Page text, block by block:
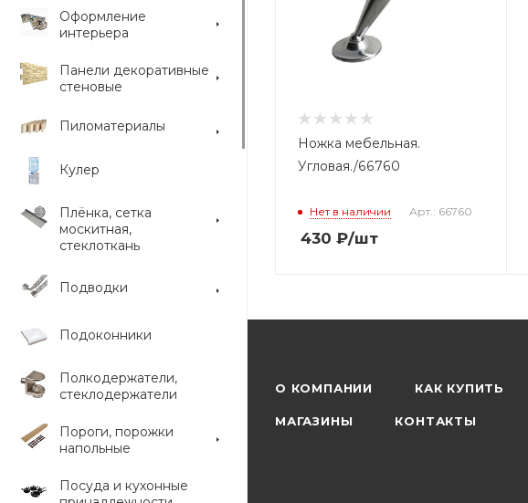
Оформление
интерьера
Панели декоративные
стеновые
Пиломатериалы
Кулер
Плёнка, сетка
москитная,
стеклоткань
Подводки
Подоконники
Полкодержатели,
стеклодержатели
Пороги, порожки
напольные
Посуда и кухонные
Ножка мебельная.
Угловая./66760
Нет в наличии Арт.: 66760
430 ₽/шт
О КОМПАНИИ КАК КУПИТЬ
МАГАЗИНЫ КОНТАКТЫ